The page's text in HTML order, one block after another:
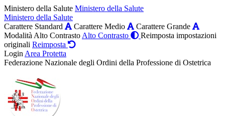
Ministero della Salute Ministero della Salute
Ministero della Salute
Carattere Standard
Carattere Medio
Carattere Grande
Modalità Alto Contrasto Alto Contrasto
Reimposta impostazioni
originali Reimposta
Login Area Protetta
Federazione Nazionale degli Ordini della Professione di Ostetrica